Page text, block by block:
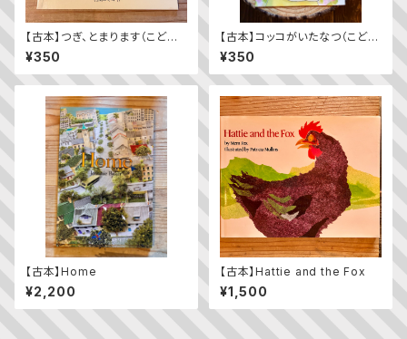
【古本】つぎ、とまります（こども
のとも年少版 2009年11月
号）（第392号）
¥350
【古本】コッコがいたなつ（こども
のとも2023年9月号）
¥350
【古本】Home
¥2,200
【古本】Hattie and the Fox
¥1,500